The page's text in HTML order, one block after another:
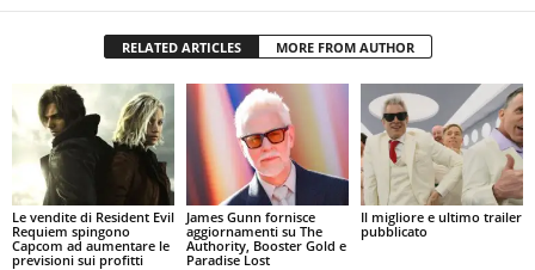
RELATED ARTICLES MORE FROM AUTHOR
Le vendite di Resident Evil
Requiem spingono
Capcom ad aumentare le
previsioni sui profitti
James Gunn fornisce
aggiornamenti su The
Authority, Booster Gold e
Paradise Lost
Il migliore e ultimo trailer
pubblicato